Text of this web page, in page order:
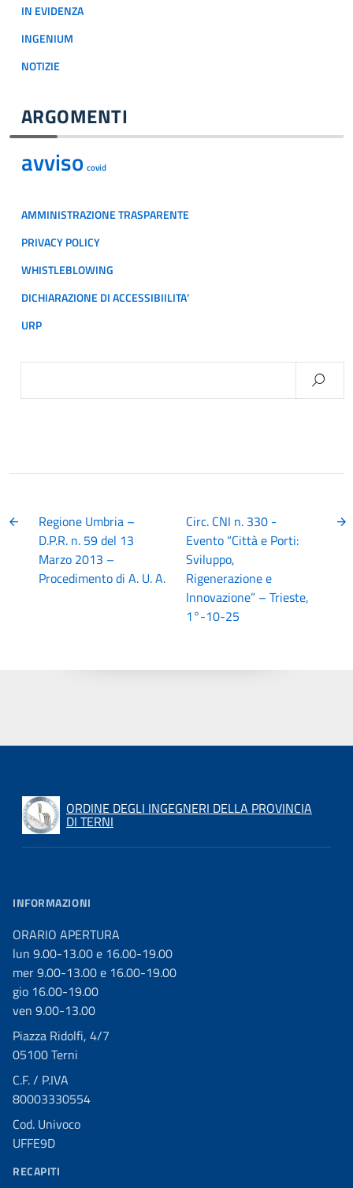
IN EVIDENZA
INGENIUM
NOTIZIE
ARGOMENTI
avviso covid
AMMINISTRAZIONE TRASPARENTE
PRIVACY POLICY
WHISTLEBLOWING
DICHIARAZIONE DI ACCESSIBIILITA’
URP
Regione Umbria –
D.P.R. n. 59 del 13
Marzo 2013 –
Procedimento di A. U. A.
Circ. CNI n. 330 -
Evento “Città e Porti:
Sviluppo,
Rigenerazione e
Innovazione” – Trieste,
1°-10-25
ORDINE DEGLI INGEGNERI DELLA PROVINCIA
DI TERNI
INFORMAZIONI
ORARIO APERTURA
lun 9.00-13.00 e 16.00-19.00
mer 9.00-13.00 e 16.00-19.00
gio 16.00-19.00
ven 9.00-13.00
Piazza Ridolfi, 4/7
05100 Terni
C.F. / P.IVA
80003330554
Cod. Univoco
UFFE9D
RECAPITI